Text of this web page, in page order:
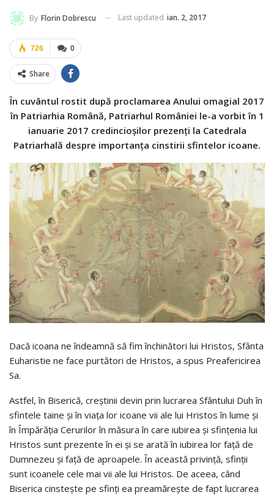
By Florin Dobrescu Last updated ian. 2, 2017
0
726
Share
În cuvântul rostit după proclamarea Anului omagial 2017
în Patriarhia Română, Patriarhul României le-a vorbit în 1
ianuarie 2017 credincioşilor prezenţi la Catedrala
Patriarhală despre importanţa cinstirii sfintelor icoane.
Dacă icoana ne îndeamnă să fim închinători lui Hristos, Sfânta
Euharistie ne face purtători de Hristos, a spus Preafericirea
Sa.
Astfel, în Biserică, creştinii devin prin lucrarea Sfântului Duh în
sfintele taine şi în viaţa lor icoane vii ale lui Hristos în lume şi
în Împărăţia Cerurilor în măsura în care iubirea şi sfinţenia lui
Hristos sunt prezente în ei şi se arată în iubirea lor faţă de
Dumnezeu şi faţă de aproapele. În această privinţă, sfinţii
sunt icoanele cele mai vii ale lui Hristos. De aceea, când
Biserica cinsteşte pe sfinţi ea preamăreşte de fapt lucrarea